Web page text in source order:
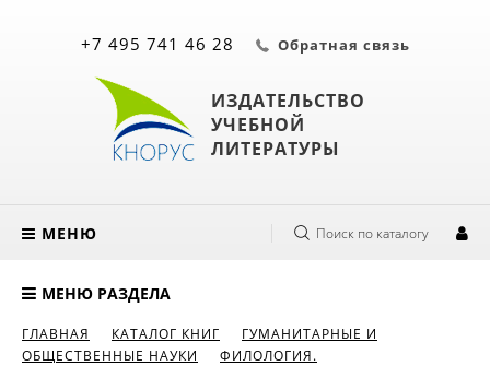
ИЗДАТЕЛЬСТВО
УЧЕБНОЙ
ЛИТЕРАТУРЫ
+7 495 741 46 28 Обратная связь
МЕНЮ Поиск по каталогу
МЕНЮ РАЗДЕЛА
ГЛАВНАЯ КАТАЛОГ КНИГ
ГУМАНИТАРНЫЕ И
ОБЩЕСТВЕННЫЕ НАУКИ
ФИЛОЛОГИЯ.